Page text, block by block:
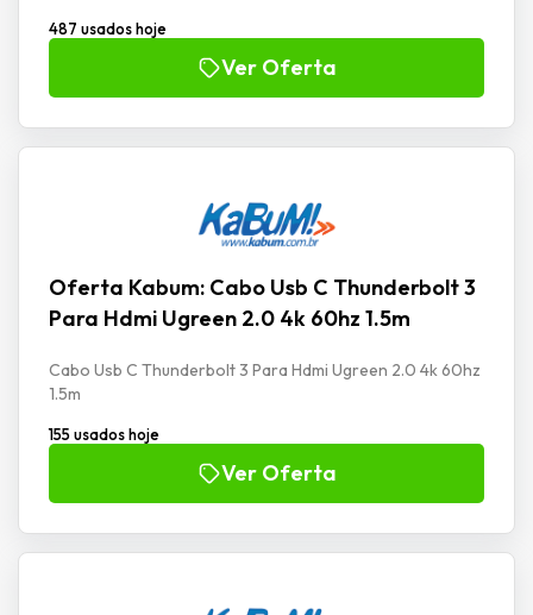
487 usados hoje
Ver Oferta
Oferta Kabum: Cabo Usb C Thunderbolt 3
Para Hdmi Ugreen 2.0 4k 60hz 1.5m
Cabo Usb C Thunderbolt 3 Para Hdmi Ugreen 2.0 4k 60hz
1.5m
155 usados hoje
Ver Oferta